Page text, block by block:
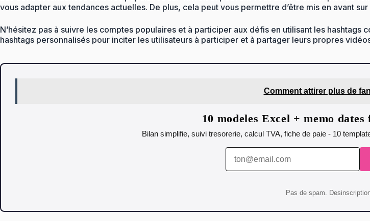
vous adapter aux tendances actuelles. De plus, cela peut vous permettre d’être mis en avant
N’hésitez pas à suivre les comptes populaires et à participer aux défis en utilisant les
hashtags personnalisés pour inciter les utilisateurs à participer et à partager leurs propres
Comment attirer plus de
10 modeles Excel + memo
Bilan simplifie, suivi tresorerie, calcul TVA, fiche de paie - 10
Pas de spam.